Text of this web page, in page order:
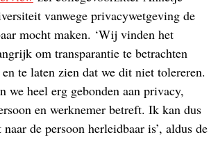
vanwege privacywetgeving de
mocht maken. ‘Wij vinden het
om transparantie te betrachten
te laten zien dat we dit niet tolereren.
we heel erg gebonden aan privacy,
en werknemer betreft. Ik kan dus
de persoon herleidbaar is’, aldus de